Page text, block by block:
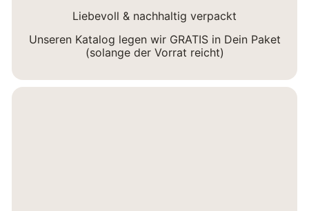
Liebevoll & nachhaltig verpackt
Unseren Katalog legen wir GRATIS in Dein Paket
(solange der Vorrat reicht)